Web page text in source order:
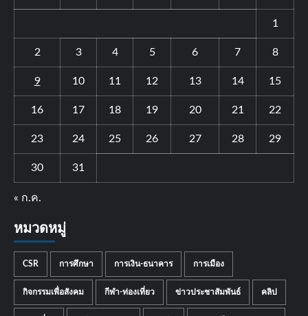
1
2 3 4 5 6 7 8
9 10 11 12 13 14 15
16 17 18 19 20 21 22
23 24 25 26 27 28 29
30 31
« ก.ค.
หมวดหมู่
CSR การศึกษา การเงิน-ธนาคาร การเมือง
กิจกรรมเพื่อสังคม กีฬา-ท่องเที่ยว ข่าวประชาสัมพันธ์ คลิป